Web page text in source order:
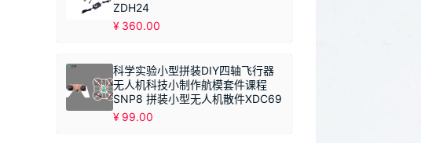
ZDH24
¥ 360.00
科学实验小型拼装DIY四轴飞行器
无人机科技小制作航模套件课程
SNP8 拼装小型无人机散件XDC69
¥ 99.00